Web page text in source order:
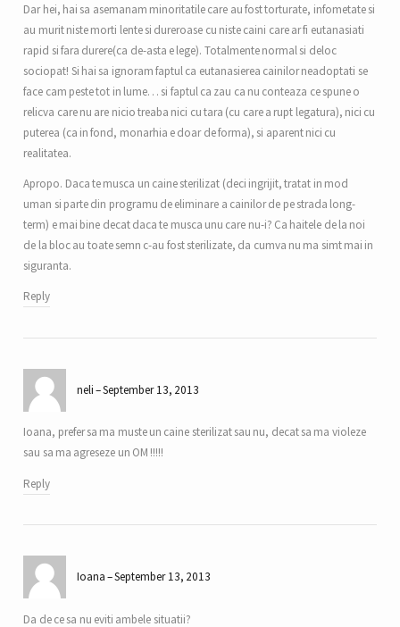
Dar hei, hai sa asemanam minoritatile care au fost torturate, infometate si
au murit niste morti lente si dureroase cu niste caini care ar fi eutanasiati
rapid si fara durere(ca de-asta e lege). Totalmente normal si deloc
sociopat! Si hai sa ignoram faptul ca eutanasierea cainilor neadoptati se
face cam peste tot in lume… si faptul ca zau ca nu conteaza ce spune o
relicva care nu are nicio treaba nici cu tara (cu care a rupt legatura), nici cu
puterea (ca in fond, monarhia e doar de forma), si aparent nici cu
realitatea.
Apropo. Daca te musca un caine sterilizat (deci ingrijit, tratat in mod
uman si parte din programu de eliminare a cainilor de pe strada long-
term) e mai bine decat daca te musca unu care nu-i? Ca haitele de la noi
de la bloc au toate semn c-au fost sterilizate, da cumva nu ma simt mai in
siguranta.
Reply
neli September 13, 2013
Ioana, prefer sa ma muste un caine sterilizat sau nu, decat sa ma violeze
sau sa ma agreseze un OM !!!!!
Reply
Ioana September 13, 2013
Da de ce sa nu eviti ambele situatii?